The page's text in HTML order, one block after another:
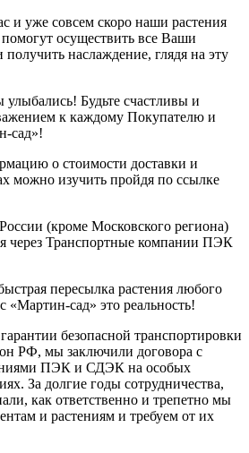
и уже совсем скоро наши растения
осуществить все Ваши
наслаждение, глядя на эту
Будьте счастливы и
к каждому Покупателю и
сад»!
о стоимости доставки и
можно изучить пройдя по ссылке
(кроме Московского региона)
через Транспортные компании ПЭК
пересылка растения любого
«Мартин-сад» это реальность!
безопасной транспортировки
РФ, мы заключили договора с
ПЭК и СДЭК на особых
За долгие годы сотрудничества,
как ответственно и трепетно мы
и растениям и требуем от их